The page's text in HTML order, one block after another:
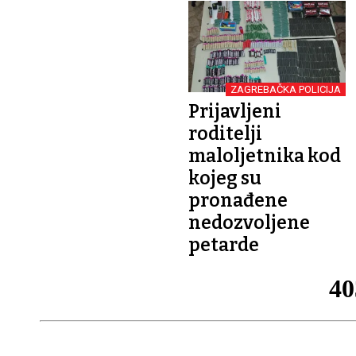
ZAGREBAČKA POLICIJA
Prijavljeni
roditelji
maloljetnika kod
kojeg su
pronađene
nedozvoljene
petarde